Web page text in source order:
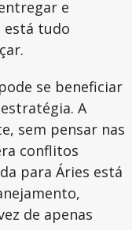
e
está tudo
se beneficiar
A
sem pensar nas
conflitos
para Áries está
de apenas